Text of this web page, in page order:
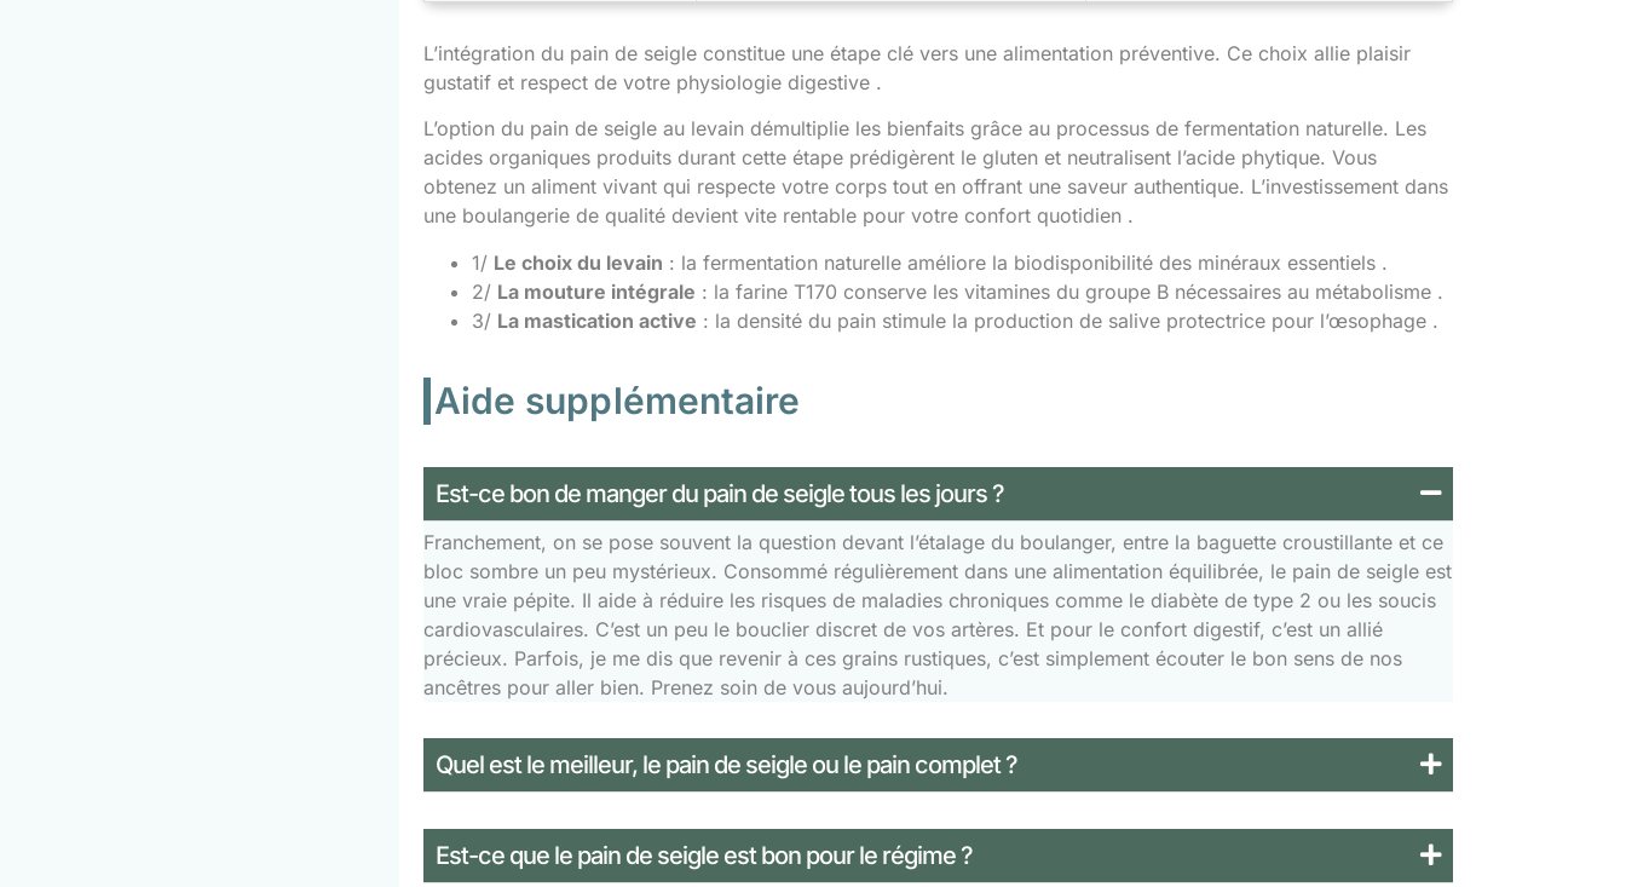
L’intégration du pain de seigle constitue une étape clé vers une alimentation préventive. Ce choix allie plaisir
gustatif et respect de votre physiologie digestive .
L’option du pain de seigle au levain démultiplie les bienfaits grâce au processus de fermentation naturelle. Les
acides organiques produits durant cette étape prédigèrent le gluten et neutralisent l’acide phytique. Vous
obtenez un aliment vivant qui respecte votre corps tout en offrant une saveur authentique. L’investissement dans
une boulangerie de qualité devient vite rentable pour votre confort quotidien .
1/ Le choix du levain : la fermentation naturelle améliore la biodisponibilité des minéraux essentiels .
2/ La mouture intégrale : la farine T170 conserve les vitamines du groupe B nécessaires au métabolisme .
3/ La mastication active : la densité du pain stimule la production de salive protectrice pour l’œsophage .
Aide supplémentaire
Est-ce bon de manger du pain de seigle tous les jours ?
Franchement, on se pose souvent la question devant l’étalage du boulanger, entre la baguette croustillante et ce
bloc sombre un peu mystérieux. Consommé régulièrement dans une alimentation équilibrée, le pain de seigle est
une vraie pépite. Il aide à réduire les risques de maladies chroniques comme le diabète de type 2 ou les soucis
cardiovasculaires. C’est un peu le bouclier discret de vos artères. Et pour le confort digestif, c’est un allié
précieux. Parfois, je me dis que revenir à ces grains rustiques, c’est simplement écouter le bon sens de nos
ancêtres pour aller bien. Prenez soin de vous aujourd’hui.
Quel est le meilleur, le pain de seigle ou le pain complet ?
Est-ce que le pain de seigle est bon pour le régime ?